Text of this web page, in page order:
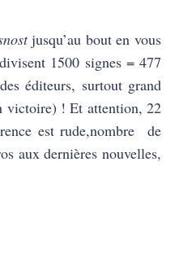
jusqu’au bout en vous
1500 signes = 477
éditeurs, surtout grand
victoire) ! Et attention, 22
est rude,nombre de
aux dernières nouvelles,